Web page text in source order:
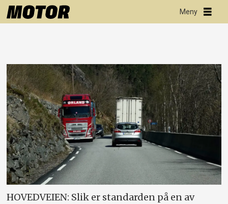
HOVEDVEIEN: Slik er standarden på en av